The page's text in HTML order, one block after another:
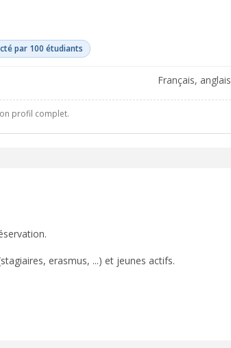
par 100 étudiants
français, anglais
profil complet.
erasmus, ...) et jeunes actifs.